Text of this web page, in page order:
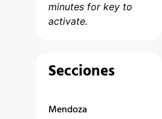
minutes for key to
activate.
Secciones
Mendoza